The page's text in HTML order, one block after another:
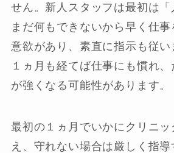
せん。新人スタッフは最初は
まだ何もできないから早く仕事
意欲があり、素直に指示も従い
１ヵ月も経てば仕事にも慣れ
が強くなる可能性があります。
最初の１ヵ月でいかにクリニ
え、守れない場合は厳しく指